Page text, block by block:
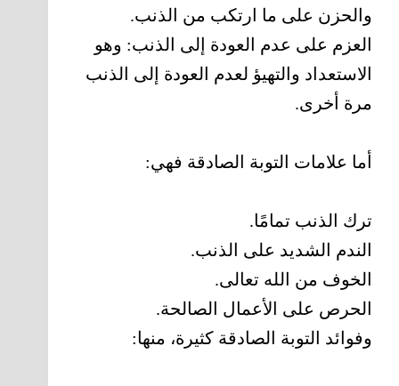
والحزن على ما ارتكب من الذنب.
العزم على عدم العودة إلى الذنب: وهو
الاستعداد والتهيؤ لعدم العودة إلى الذنب
مرة أخرى.
أما علامات التوبة الصادقة فهي:
ترك الذنب تمامًا.
الندم الشديد على الذنب.
الخوف من الله تعالى.
الحرص على الأعمال الصالحة.
وفوائد التوبة الصادقة كثيرة، منها: